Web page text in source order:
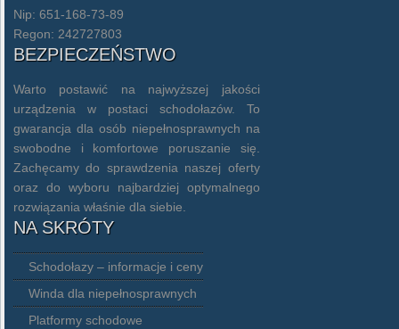
Nip: 651-168-73-89
Regon: 242727803
BEZPIECZEŃSTWO
Warto postawić na najwyższej jakości
urządzenia w postaci schodołazów. To
gwarancja dla osób niepełnosprawnych na
swobodne i komfortowe poruszanie się.
Zachęcamy do sprawdzenia naszej oferty
oraz do wyboru najbardziej optymalnego
rozwiązania właśnie dla siebie.
NA SKRÓTY
Schodołazy – informacje i ceny
Winda dla niepełnosprawnych
Platformy schodowe